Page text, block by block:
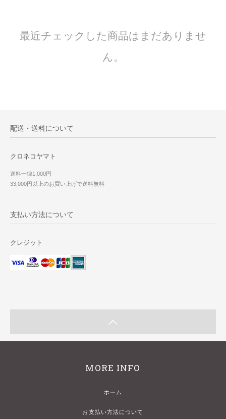
最近チェックした商品はまだありませ
ん。
配送・送料について
クロネコヤマト
送料一律1,000円
33,000円以上のお買い上げで送料無料
支払い方法について
クレジット
MORE INFO
ホーム
お支払い方法について